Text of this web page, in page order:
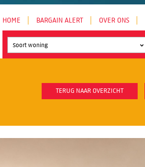
HOME BARGAIN ALERT OVER ONS
Soort woning
TERUG NAAR OVERZICHT